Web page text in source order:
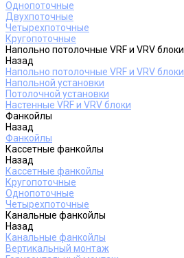
Однопоточные
Двухпоточные
Четырехпоточные
Кругопоточные
Напольно потолочные VRF и VRV блоки
Назад
Напольно потолочные VRF и VRV блоки
Напольной установки
Потолочной установки
Настенные VRF и VRV блоки
Фанкойлы
Назад
Фанкойлы
Кассетные фанкойлы
Назад
Кассетные фанкойлы
Кругопоточные
Однопоточные
Четырехпоточные
Канальные фанкойлы
Назад
Канальные фанкойлы
Вертикальный монтаж